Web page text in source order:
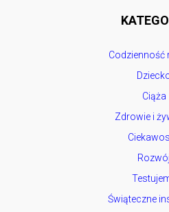
Codzienność
Ciąża
Zdrowie i
Rozwój
Świąteczne